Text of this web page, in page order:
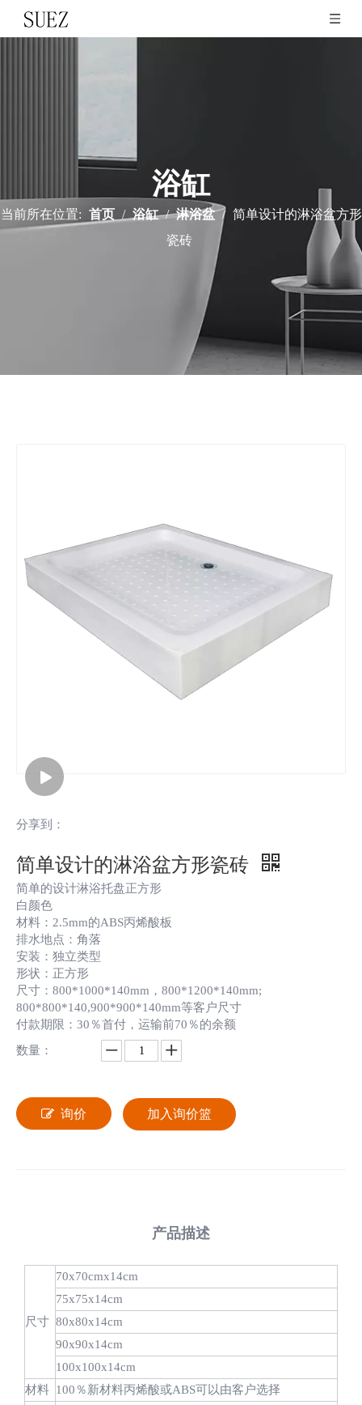
浴缸
当前所在位置: 首页 / 浴缸 / 淋浴盆 / 简单设计的淋浴盆方形
瓷砖
分享到：
简单设计的淋浴盆方形瓷砖
简单的设计淋浴托盘正方形
白颜色
材料：2.5mm的ABS丙烯酸板
排水地点：角落
安装：独立类型
形状：正方形
尺寸：800*1000*140mm，800*1200*140mm;
800*800*140,900*900*140mm等客户尺寸
付款期限：30％首付，运输前70％的余额
数量：
询价 加入询价篮
产品描述
尺寸
70x70cmx14cm
75x75x14cm
80x80x14cm
90x90x14cm
100x100x14cm
材料 100％新材料丙烯酸或ABS可以由客户选择